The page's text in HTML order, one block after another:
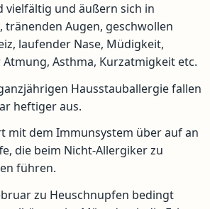
vielfältig und äußern sich in
tränenden Augen, geschwollen
laufender Nase, Müdigkeit,
Asthma, Kurzatmigkeit etc.
Hausstauballergie fallen
heftiger aus.
mit dem Immunsystem über auf an
die beim Nicht-Allergiker zu
führen.
zu Heuschnupfen bedingt